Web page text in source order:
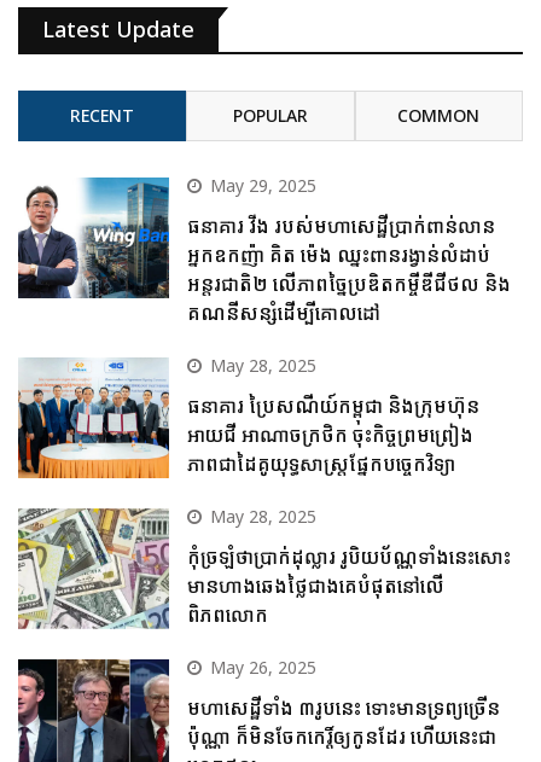
Latest Update
RECENT POPULAR COMMON
May 29, 2025
ធនាគារ វីង របស់មហាសេដ្ឋីប្រាក់ពាន់លាន
អ្នកឧកញ៉ា គិត ម៉េង ឈ្នះពានរង្វាន់លំដាប់
អន្តរជាតិ២ លើភាពច្នៃប្រឌិតកម្ចីឌីជីថល និង
គណនីសន្សំដើម្បីគោលដៅ
May 28, 2025
ធនាគារ ប្រៃសណីយ៍កម្ពុជា និងក្រុមហ៊ុន
អាយជី អាណាចក្រថិក ចុះកិច្ចព្រមព្រៀង
ភាពជាដៃគូយុទ្ធសាស្ត្រផ្នែកបច្ចេកវិទ្យា
May 28, 2025
កុំច្រឡំថាប្រាក់ដុល្លារ រូបិយប័ណ្ណទាំងនេះសោះ
មានហាងឆេងថ្លៃជាងគេបំផុតនៅលើ
ពិភពលោក
May 26, 2025
មហាសេដ្ឋីទាំង ៣រូបនេះ ទោះមានទ្រព្យច្រើន
ប៉ុណ្ណា ក៏មិនចែកកេរ្តិ៍ឲ្យកូនដែរ ហើយនេះជា